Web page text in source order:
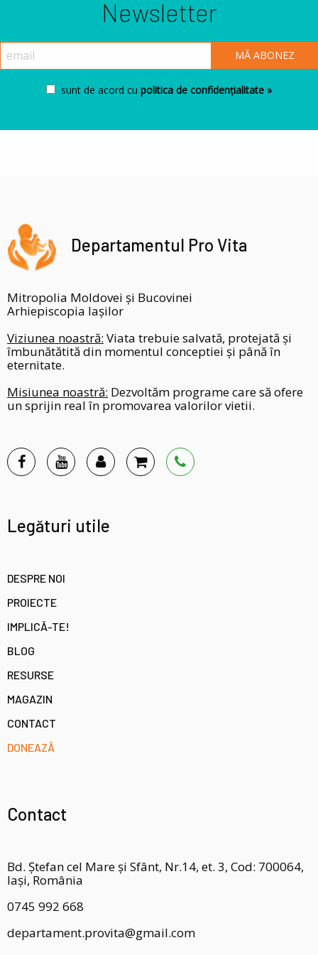
Newsletter
sunt de acord cu politica de confidențialitate »
Departamentul Pro Vita
Mitropolia Moldovei și Bucovinei
Arhiepiscopia Iașilor
Viziunea noastră: Viata trebuie salvată, protejată și
îmbunătătită din momentul conceptiei și până în
eternitate.
Misiunea noastră: Dezvoltăm programe care să ofere
un sprijin real în promovarea valorilor vietii.
Legături utile
DESPRE NOI
PROIECTE
IMPLICĂ-TE!
BLOG
RESURSE
MAGAZIN
CONTACT
DONEAZĂ
Contact
Bd. Ștefan cel Mare și Sfânt, Nr.14, et. 3, Cod: 700064,
Iași, România
0745 992 668
departament.provita@gmail.com